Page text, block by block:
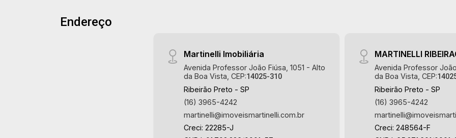
Villa Victória, Bosque das Colinas,
Fazenda Santa Maria, Baraúna
Residencial, Villa de Buenos Aires,
Magnólias, Vila do Golfe, Vila Verde,
Country Village, San Remo, Residencial
Jardim Canadá, Torino, Città di Positano,
San Diego, Quinta da Alvorada, Monte
venda e locação de casas térreas,
conhecidos por sua segurança,
infraestrutura completa e qualidade de
empreendimentos de maior prestígio
Luisa, Buganville, Jardim Olhos D`Água,
Borda do Parque, Borda da Mata, Bela
Endereço
Martinelli Imobiliária
Avenida Professor João Fiúsa, 1051 - Alto
da Boa Vista, CEP:14025-310
Ribeirão Preto - SP
(16) 3965-4242
martinelli@imoveismartinelli.com.br
Creci: 22285-J
MARTINELLI
Avenida Professor
da Boa Vista, CEP:
Ribeirão Preto - SP
(16) 3965-4242
Creci: 248564-F